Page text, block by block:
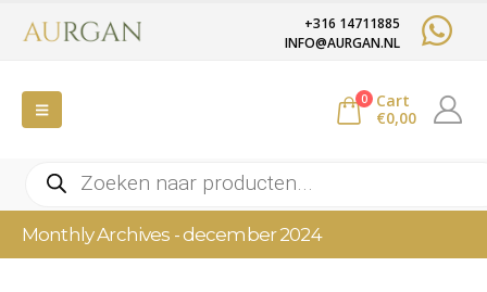
+316 14711885
INFO@AURGAN.NL
0
Cart
€0,00
Producten
zoeken
Monthly Archives - december 2024